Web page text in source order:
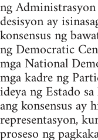
ng
desisyon ay
konsensus ng
ng Democratic
mga National
mga kadre ng
ideya ng Estado
ang konsensus
representasyon,
proseso ng